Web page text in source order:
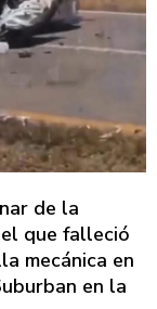
de la
que falleció
mecánica en
en la